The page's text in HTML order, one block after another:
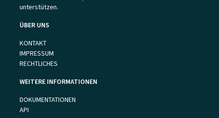
unterstützen.
ÜBER UNS
KONTAKT
IMPRESSUM
RECHTLICHES
WEITERE INFORMATIONEN
DOKUMENTATIONEN
API